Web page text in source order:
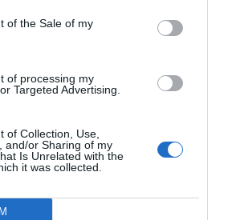
of the Sale of my
of processing my
Targeted Advertising.
of Collection, Use,
and/or Sharing of my
Is Unrelated with the
it was collected.